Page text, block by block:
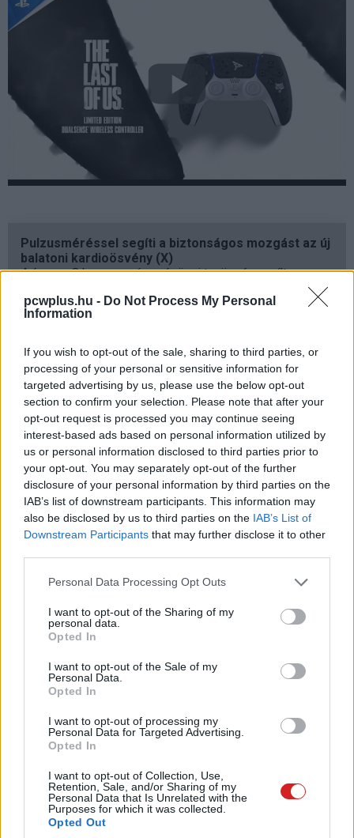
pcwplus.hu - Do Not Process My Personal
Information
If you wish to opt-out of the sale, sharing to third parties, or
processing of your personal or sensitive information for
targeted advertising by us, please use the below opt-out
section to confirm your selection. Please note that after your
opt-out request is processed you may continue seeing
interest-based ads based on personal information utilized by
us or personal information disclosed to third parties prior to
your opt-out. You may separately opt-out of the further
disclosure of your personal information by third parties on the
IAB’s list of downstream participants. This information may
also be disclosed by us to third parties on the IAB’s List of
Downstream Participants that may further disclose it to other
Please note that this website/app uses one or more Google
not limited to your visit or usage behaviour. You may click to
grant or deny consent to Google and its third-party tags to
use your data for below specified purposes in below Google
consent section.
Personal Data Processing Opt Outs
I want to opt-out of the Sharing of my
personal data.
Opted In
I want to opt-out of the Sale of my
Personal Data.
Opted In
I want to opt-out of processing my
Personal Data for Targeted Advertising.
Opted In
I want to opt-out of Collection, Use,
Retention, Sale, and/or Sharing of my
Personal Data that Is Unrelated with the
Purposes for which it was collected.
Opted Out
Pulzusméréssel segíti a biztonságos mozgást az új
balatoni kardioösvény (X)
4 és egy 8 km-es egészségügyi tanösvény nyílt
Címkék: #sony #dualsense #the last of us
Óriási siker a Xiaomi új mobilja,
pedig csak egyetlen országban
kapható
Kedvencekhez
Hajdú Gábor|2025 március 7. 07:03
Elképesztően sok Redmi K80 talált gazdára
mindösszesen 100 nap alatt.
A Xiaomi hatalmas mérföldkövet ért el a Redmi K80
sorozattal, amelyet 2024 novemberében dobott piacra.
Az elmúlt 100 napban összesen 3,6 millió készüléket
értékesítettek, ami kiemelkedő eredmény még a vállalat